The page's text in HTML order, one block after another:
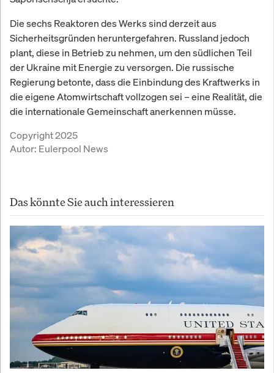
Die sechs Reaktoren des Werks sind derzeit aus
Sicherheitsgründen heruntergefahren. Russland jedoch
plant, diese in Betrieb zu nehmen, um den südlichen Teil
der Ukraine mit Energie zu versorgen. Die russische
Regierung betonte, dass die Einbindung des Kraftwerks in
die eigene Atomwirtschaft vollzogen sei – eine Realität, die
die internationale Gemeinschaft anerkennen müsse.
Copyright 2025
Autor: Eulerpool News
Das könnte Sie auch interessieren